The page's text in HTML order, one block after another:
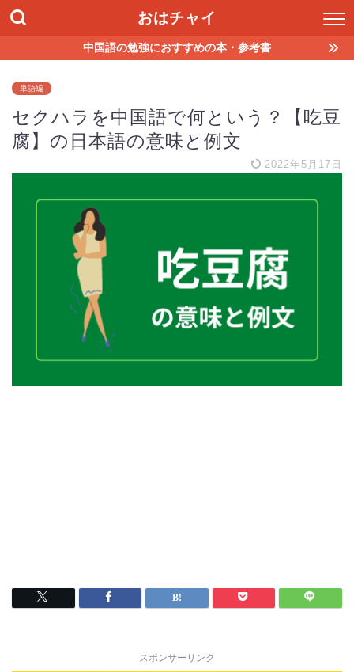
おはチャイ
中国語の勉強におすすめの本・参考書
単語編
セクハラを中国語で何という？【吃豆
腐】の日本語の意味と例文
2022年5月17日
スポンサーリンク